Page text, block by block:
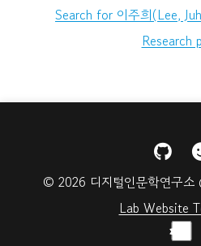
Search for 이주희(Lee,
Research
© 2026 디지털인문학연
Lab Website